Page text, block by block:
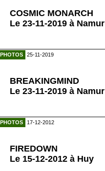
COSMIC MONARCH
Le 23-11-2019 à Namur
PHOTOS 25-11-2019
BREAKINGMIND
Le 23-11-2019 à Namur
PHOTOS 17-12-2012
FIREDOWN
Le 15-12-2012 à Huy